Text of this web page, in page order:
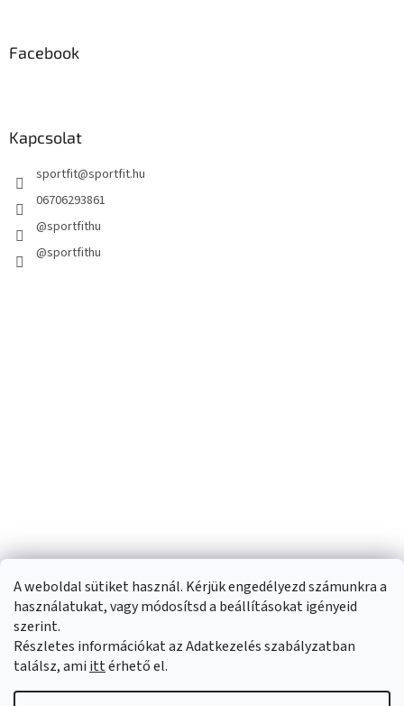
A weboldal sütiket használ. Kérjük engedélyezd számunkra a
használatukat, vagy módosítsd a beállításokat igényeid
szerint.
Részletes információkat az Adatkezelés szabályzatban
találsz, ami ittérhető el.
Facebook
Kapcsolat
sportfit@sportfit.hu
06706293861
@sportfithu
@sportfithu
Shoptet készítette